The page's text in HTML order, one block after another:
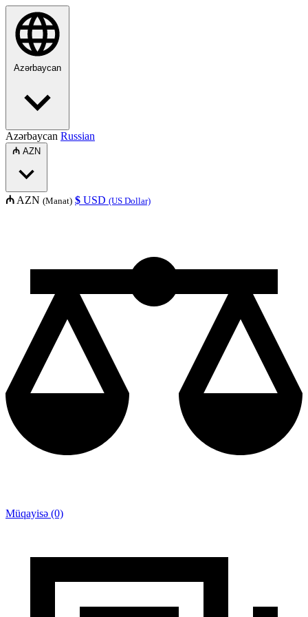
Azərbaycan
Azərbaycan Russian
₼ AZN
₼ AZN (Manat) $ USD (US Dollar)
Müqayisə (0)